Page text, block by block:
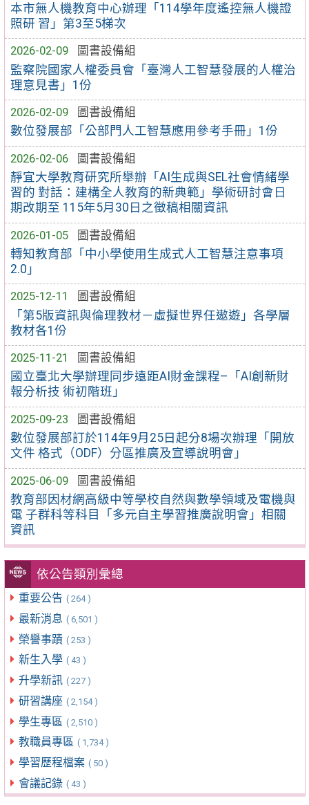
本市無人機教育中心辦理「114學年度遙控無人機證
照研 習」第3至5梯次
2026-02-09
圖書設備組
監察院國家人權委員會「臺灣人工智慧發展的人權治
理意見書」1份
2026-02-09
圖書設備組
數位發展部「公部門人工智慧應用參考手冊」1份
2026-02-06
圖書設備組
靜宜大學教育研究所舉辦「AI生成與SEL社會情緒學
習的 對話：建構全人教育的新典範」學術研討會日
期改期至 115年5月30日之徵稿相關資訊
2026-01-05
圖書設備組
轉知教育部「中小學使用生成式人工智慧注意事項
2.0」
2025-12-11
圖書設備組
「第5版資訊與倫理教材－虛擬世界任遨遊」各學層
教材各1份
2025-11-21
圖書設備組
國立臺北大學辦理同步遠距AI財金課程–「AI創新財
報分析技 術初階班」
2025-09-23
圖書設備組
數位發展部訂於114年9月25日起分8場次辦理「開放
文件 格式（ODF）分區推廣及宣導說明會」
2025-06-09
圖書設備組
教育部因材網高級中等學校自然與數學領域及電機與
電 子群科等科目「多元自主學習推廣說明會」相關
資訊
依公告類別彙總
重要公告 ( 264 )
最新消息 ( 6,501 )
榮譽事蹟 ( 253 )
新生入學 ( 43 )
升學新訊 ( 227 )
研習講座 ( 2,154 )
學生專區 ( 2,510 )
教職員專區 ( 1,734 )
學習歷程檔案 ( 50 )
會議記錄 ( 43 )